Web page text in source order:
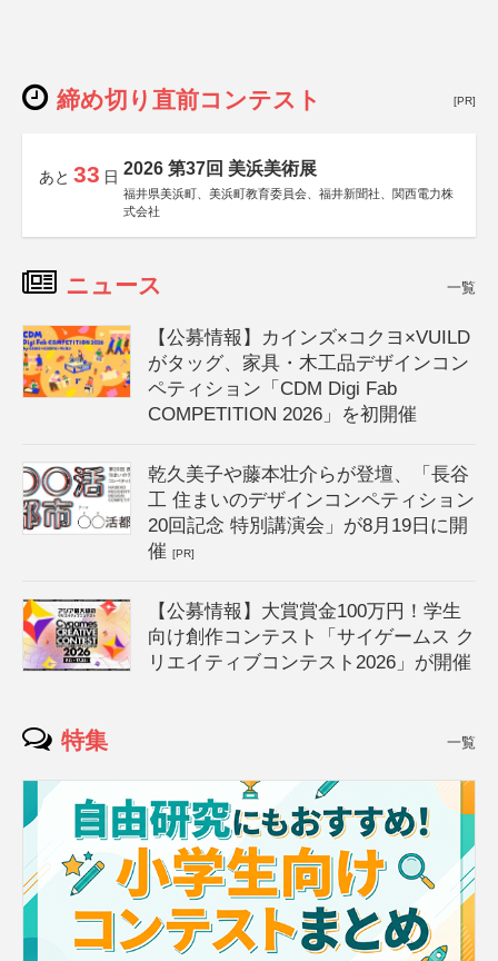
締め切り直前コンテスト [PR]
あと 33 日 2026 第37回 美浜美術展
福井県美浜町、美浜町教育委員会、福井新聞社、関西電力株
式会社
ニュース 一覧
【公募情報】カインズ×コクヨ×VUILD
がタッグ、家具・木工品デザインコン
ペティション「CDM Digi Fab
COMPETITION 2026」を初開催
乾久美子や藤本壮介らが登壇、「長谷
工 住まいのデザインコンペティション
20回記念 特別講演会」が8月19日に開
催[PR]
【公募情報】大賞賞金100万円！学生
向け創作コンテスト「サイゲームス ク
リエイティブコンテスト2026」が開催
特集 一覧